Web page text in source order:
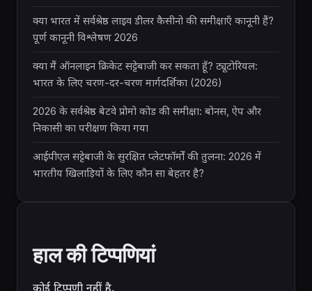
क्या भारत में सर्वश्रेष्ठ लाइव डीलर कैसीनो की समीक्षाएँ कानूनी हैं?
पूर्ण कानूनी विश्लेषण 2026
क्या मैं ऑनलाइन क्रिकेट सट्टेबाजी कर सकता हूँ? ट्यूटोरियल:
भारत के लिए चरण-दर-चरण मार्गदर्शिका (2026)
2026 के सर्वश्रेष्ठ बेटवे प्रोमो कोड की समीक्षा: बोनस, ऐप और
निकासी का परीक्षण किया गया
आईपीएल सट्टेबाजी के सुरक्षित प्लेटफॉर्मों की तुलना: 2026 में
भारतीय खिलाड़ियों के लिए कौन सा बेहतर है?
हाल की टिप्पणियां
कोई टिप्पणी नहीं है.